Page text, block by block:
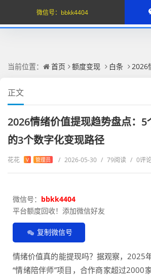
当前位置： 首页 额度变现 白条 2026情绪价值
正文
2026情绪价值提现趋势盘点：5
的3个数字化变现路径
花花 V 管理员 / 2026-05-30 / 79阅读 / 0评
微信号： bbkk4404
平台额度回收！添加微信好友
复制微信号
情绪价值真的能提现吗？据观察，2025
“情绪陪伴师”项目，合作商家超过2000
微信号： bbkk4404